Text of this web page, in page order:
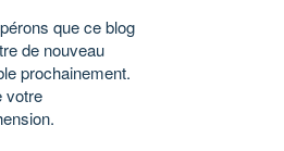
que ce blog
de nouveau
prochainement.
votre